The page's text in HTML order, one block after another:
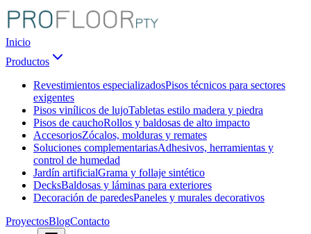
Inicio
Productos
Revestimientos especializadosPisos técnicos para sectores
exigentes
Pisos vinílicos de lujoTabletas estilo madera y piedra
Pisos de cauchoRollos y baldosas de alto impacto
AccesoriosZócalos, molduras y remates
Soluciones complementariasAdhesivos, herramientas y
control de humedad
Jardín artificialGrama y follaje sintético
DecksBaldosas y láminas para exteriores
Decoración de paredesPaneles y murales decorativos
ProyectosBlogContacto